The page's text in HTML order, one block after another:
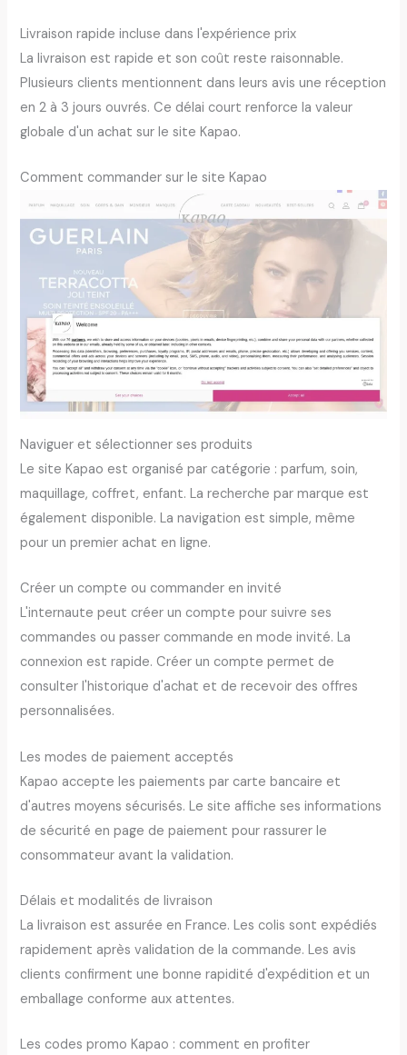
Livraison rapide incluse dans l'expérience prix
La livraison est rapide et son coût reste raisonnable.
Plusieurs clients mentionnent dans leurs avis une réception
en 2 à 3 jours ouvrés. Ce délai court renforce la valeur
globale d'un achat sur le site Kapao.
Comment commander sur le site Kapao
Naviguer et sélectionner ses produits
Le site Kapao est organisé par catégorie : parfum, soin,
maquillage, coffret, enfant. La recherche par marque est
également disponible. La navigation est simple, même
pour un premier achat en ligne.
Créer un compte ou commander en invité
L'internaute peut créer un compte pour suivre ses
commandes ou passer commande en mode invité. La
connexion est rapide. Créer un compte permet de
consulter l'historique d'achat et de recevoir des offres
personnalisées.
Les modes de paiement acceptés
Kapao accepte les paiements par carte bancaire et
d'autres moyens sécurisés. Le site affiche ses informations
de sécurité en page de paiement pour rassurer le
consommateur avant la validation.
Délais et modalités de livraison
La livraison est assurée en France. Les colis sont expédiés
rapidement après validation de la commande. Les avis
clients confirment une bonne rapidité d'expédition et un
emballage conforme aux attentes.
Les codes promo Kapao : comment en profiter